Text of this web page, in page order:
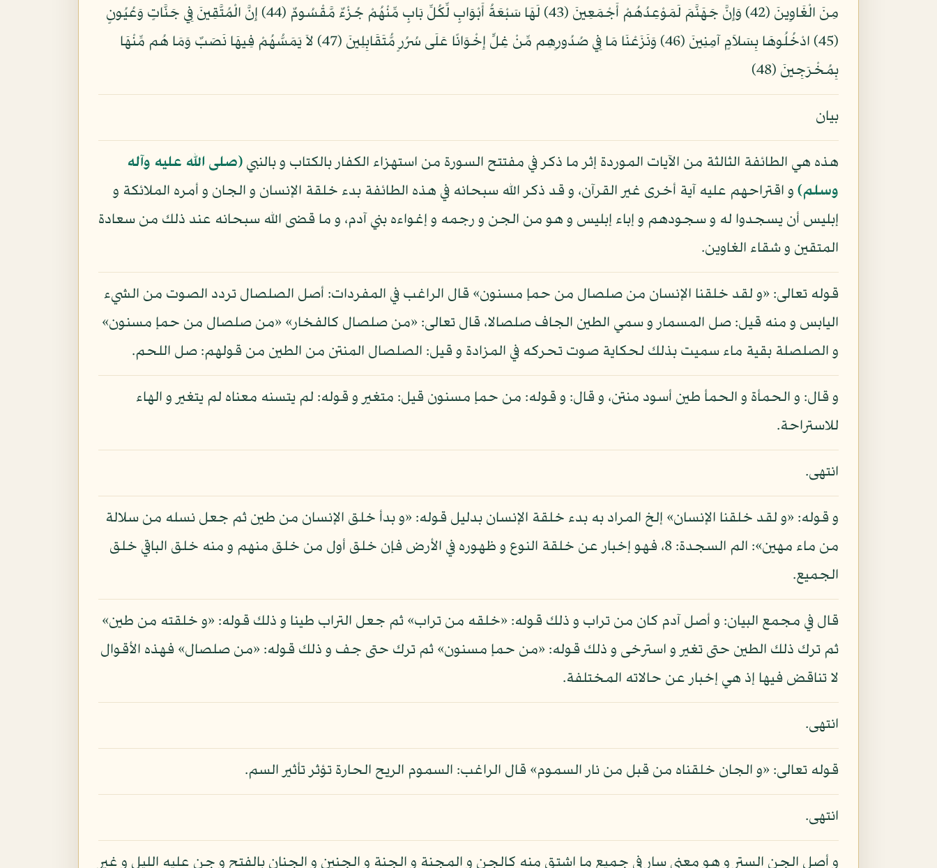
مِنَ الْغَاوِينَ (42) وَإِنَّ جَهَنَّمَ لَمَوْعِدُهُمْ أَجْمَعِينَ (43) لَهَا سَبْعَةُ أَبْوَابٍ لِّكُلِّ بَابٍ مِّنْهُمْ جُزْءٌ مَّقْسُومٌ (44) إِنَّ الْمُتَّقِينَ فِي جَنَّاتٍ وَعُيُونٍ
(45) ادْخُلُوهَا بِسَلاَمٍ آمِنِينَ (46) وَنَزَعْنَا مَا فِي صُدُورِهِم مِّنْ غِلٍّ إِخْوَانًا عَلَى سُرُرٍ مُّتَقَابِلِينَ (47) لاَ يَمَسُّهُمْ فِيهَا نَصَبٌ وَمَا هُم مِّنْهَا
بِمُخْرَجِينَ (48)
بيان
هذه هي الطائفة الثالثة من الآيات الموردة إثر ما ذكر في مفتتح السورة من استهزاء الكفار بالكتاب و بالنبي (صلى الله عليه وآله
وسلم) و اقتراحهم عليه آية أخرى غير القرآن، و قد ذكر الله سبحانه في هذه الطائفة بدء خلقة الإنسان و الجان و أمره الملائكة و
إبليس أن يسجدوا له و سجودهم و إباء إبليس و هو من الجن و رجمه و إغواءه بني آدم، و ما قضى الله سبحانه عند ذلك من سعادة
المتقين و شقاء الغاوين.
قوله تعالى: «و لقد خلقنا الإنسان من صلصال من حمإ مسنون» قال الراغب في المفردات: أصل الصلصال تردد الصوت من الشيء
اليابس و منه قيل: صل المسمار و سمي الطين الجاف صلصالا، قال تعالى: «من صلصال كالفخار» «من صلصال من حمإ مسنون»
و الصلصلة بقية ماء سميت بذلك لحكاية صوت تحركه في المزادة و قيل: الصلصال المنتن من الطين من قولهم: صل اللحم.
و قال: و الحمأة و الحمأ طين أسود منتن، و قال: و قوله: من حمإ مسنون قيل: متغير و قوله: لم يتسنه معناه لم يتغير و الهاء
للاستراحة.
انتهى.
و قوله: «و لقد خلقنا الإنسان» إلخ المراد به بدء خلقة الإنسان بدليل قوله: «و بدأ خلق الإنسان من طين ثم جعل نسله من سلالة
من ماء مهين»: الم السجدة: 8، فهو إخبار عن خلقة النوع و ظهوره في الأرض فإن خلق أول من خلق منهم و منه خلق الباقي خلق
الجميع.
قال في مجمع البيان: و أصل آدم كان من تراب و ذلك قوله: «خلقه من تراب» ثم جعل التراب طينا و ذلك قوله: «و خلقته من طين»
ثم ترك ذلك الطين حتى تغير و استرخى و ذلك قوله: «من حمإ مسنون» ثم ترك حتى جف و ذلك قوله: «من صلصال» فهذه الأقوال
لا تناقض فيها إذ هي إخبار عن حالاته المختلفة.
انتهى.
قوله تعالى: «و الجان خلقناه من قبل من نار السموم» قال الراغب: السموم الريح الحارة تؤثر تأثير السم.
انتهى.
و أصل الجن الستر و هو معنى سار في جميع ما اشتق منه كالجن و المجنة و الجنة و الجنين و الجنان بالفتح و جن عليه الليل و غير